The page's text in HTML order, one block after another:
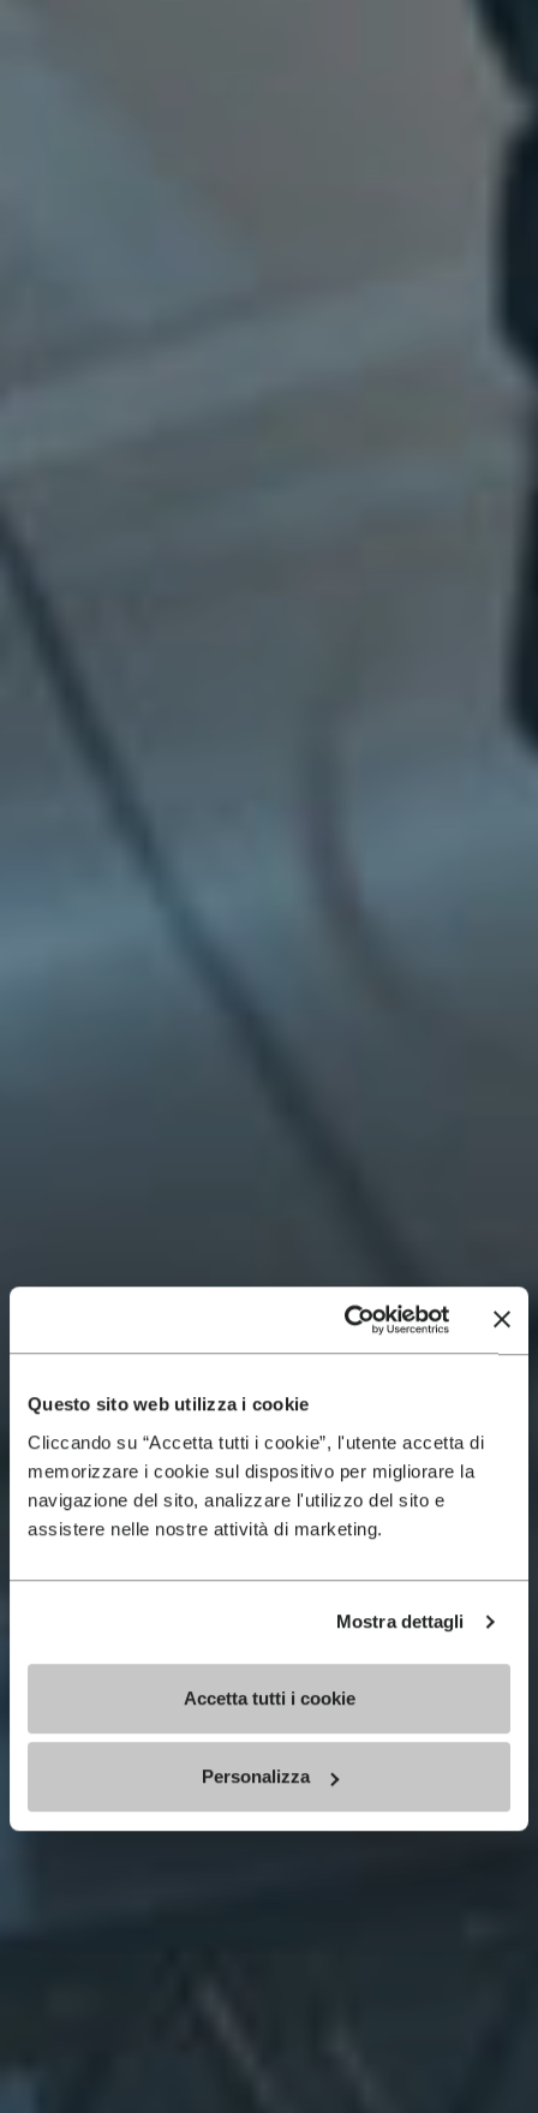
Questo sito web utilizza i cookie
Cliccando su “Accetta tutti i cookie”, l'utente accetta di
memorizzare i cookie sul dispositivo per migliorare la
navigazione del sito, analizzare l'utilizzo del sito e
assistere nelle nostre attività di marketing.
Mostra dettagli
Accetta tutti i cookie
Personalizza